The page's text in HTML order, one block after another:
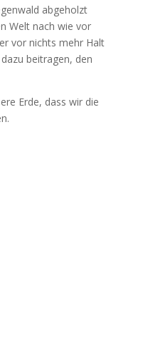
abgeholzt
Welt nach wie vor
vor nichts mehr Halt
beitragen, den
Erde, dass wir die